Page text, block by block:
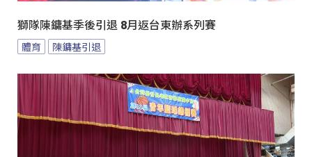
獅隊陳鏞基季後引退 8月返台東辦系列賽
體育 陳鏞基引退